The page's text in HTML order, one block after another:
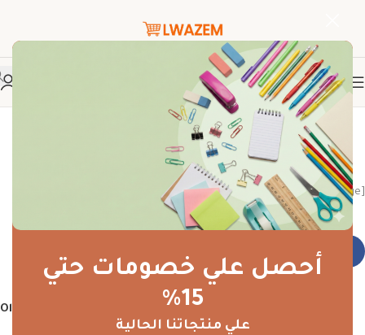
أحصل علي خصومات حتي
15%
علي منتجاتنا الحالية
MailPoet Page
samaan On يناير 17, 2026
[mailpoet_page]
Older